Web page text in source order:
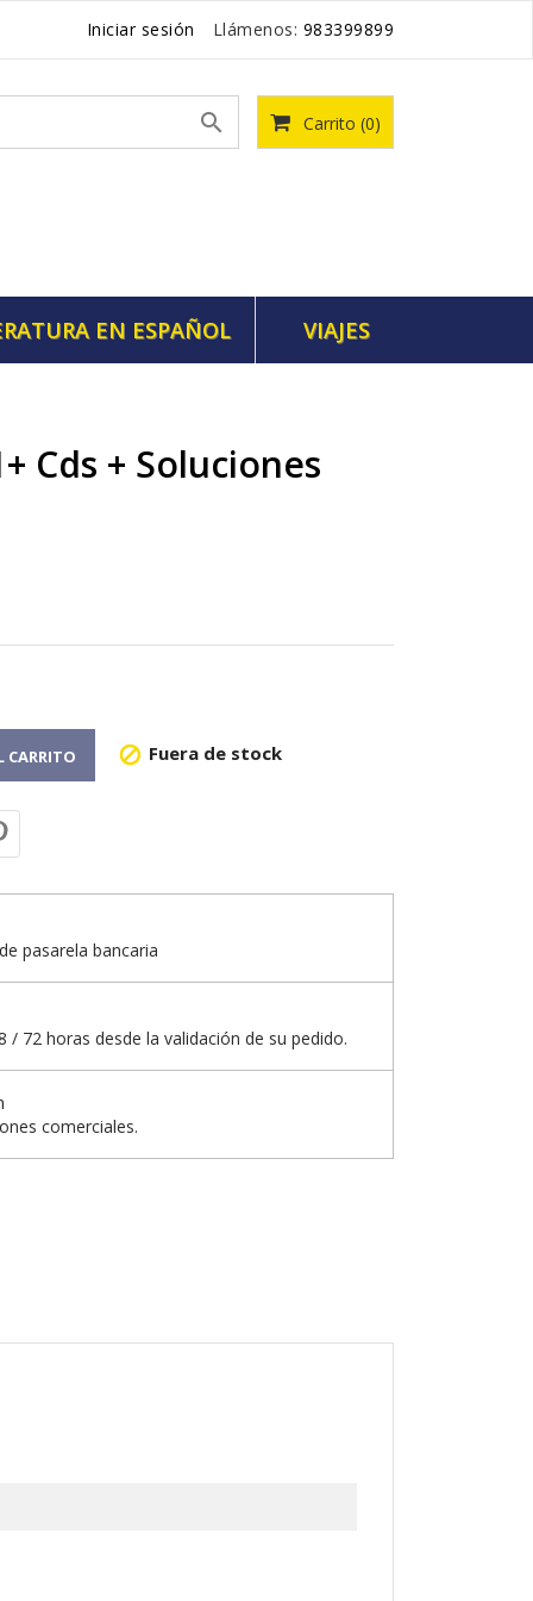
Iniciar sesión Llámenos: 983399899
Carrito (0)

EN ESPAÑOL VIAJES
Cds + Soluciones
CARRITO  Fuera de stock
pasarela bancaria
/ 72 horas desde la validación de su pedido.
comerciales.